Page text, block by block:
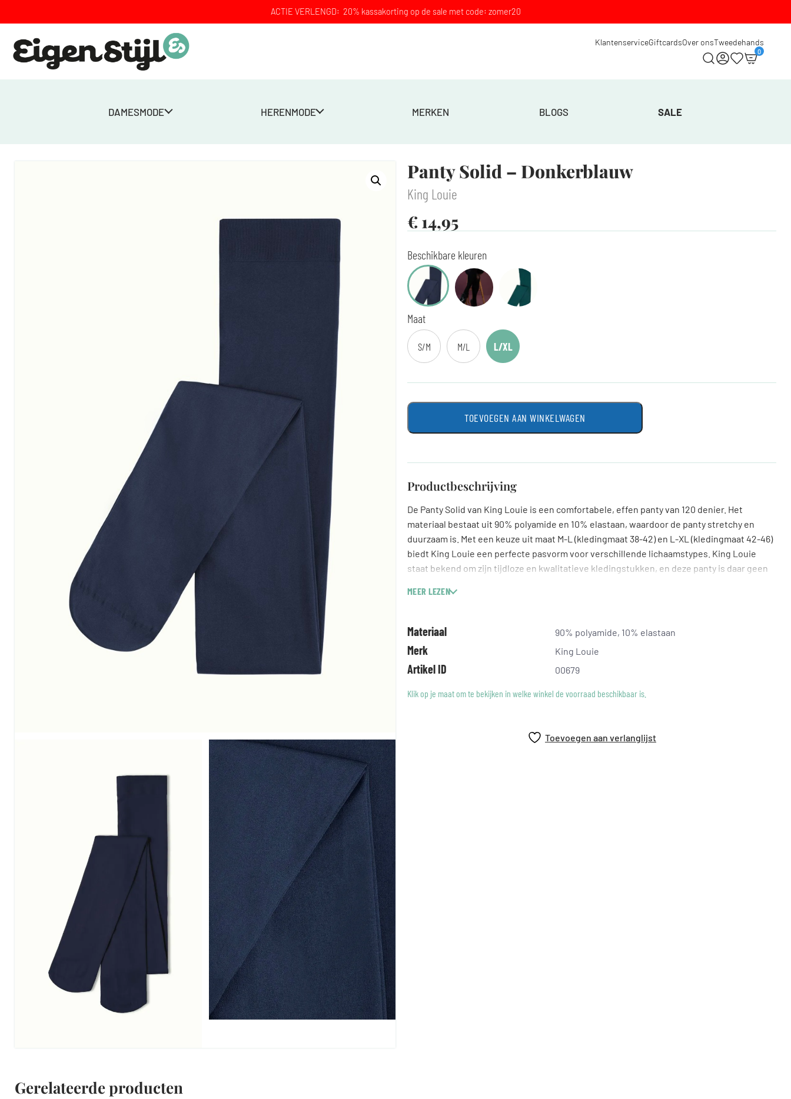
ACTIE VERLENGD: 20% kassakorting op de sale met code: zomer20
KlantenserviceGiftcardsOver onsTweedehands
0
DAMESMODE HERENMODE MERKEN BLOGS SALE
Panty Solid – Donkerblauw
King Louie
€ 14,95
Beschikbare kleuren
Maat
S/M M/L L/XL
TOEVOEGEN AAN WINKELWAGEN
Productbeschrijving
De Panty Solid van King Louie is een comfortabele, effen panty van 120 denier. Het
materiaal bestaat uit 90% polyamide en 10% elastaan, waardoor de panty stretchy en
duurzaam is. Met een keuze uit maat M-L (kledingmaat 38-42) en L-XL (kledingmaat 42-46)
biedt King Louie een perfecte pasvorm voor verschillende lichaamstypes. King Louie
staat bekend om zijn tijdloze en kwalitatieve kledingstukken, en deze panty is daar geen
verschillende outfits.
MEER LEZEN
Materiaal 90% polyamide, 10% elastaan
Merk King Louie
Artikel ID 00679
Klik op je maat om te bekijken in welke winkel de voorraad beschikbaar is.
Toevoegen aan verlanglijst
Gerelateerde producten